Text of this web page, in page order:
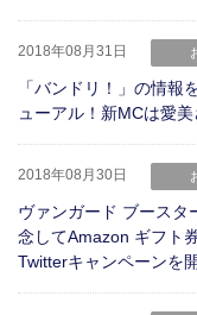
2018年08月31日
「バンドリ！」の情報
ューアル！新MCは愛
2018年08月30日
ヴァンガード ブースタ
念してAmazon ギフト
Twitterキャンペーンを